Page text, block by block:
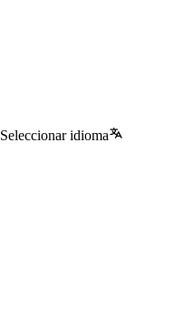
Seleccionar idioma